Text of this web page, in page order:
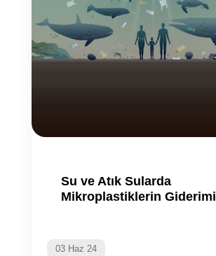
Su ve Atık Sularda
Mikroplastiklerin Giderimi
03 Haz 24